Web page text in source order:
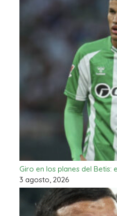
Giro en los planes del Betis:
3 agosto, 2026